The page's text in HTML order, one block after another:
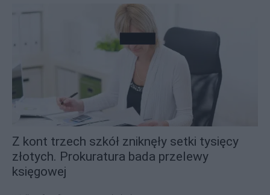
Z kont trzech szkół zniknęły setki tysięcy
złotych. Prokuratura bada przelewy
księgowej